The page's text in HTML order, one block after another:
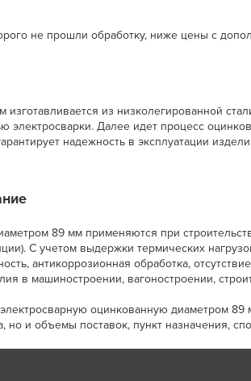
не прошли обработку, ниже цены с
изготавливается из низколегированной
Далее идет процесс
надежность в эксплуатации
89 мм применяются при
С учетом выдержки термических
антикоррозионная обработка,
в машиностроении, вагоностроении,
оцинкованную диаметром
но и объемы поставок, пункт назначения,